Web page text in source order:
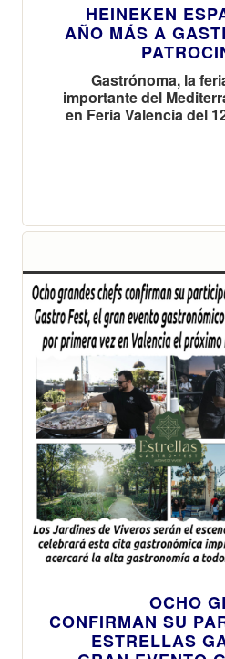
HEINEKEN
AÑO MÁS A
Gastrónoma, la
importante del
en Feria Valencia del
OCHO
CONFIRMAN SU
ESTRELLAS